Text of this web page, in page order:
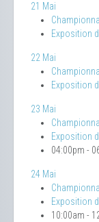
21 Mai
Exposition
22 Mai
Exposition
23 Mai
Exposition
04:00pm -
24 Mai
Exposition
10:00am -